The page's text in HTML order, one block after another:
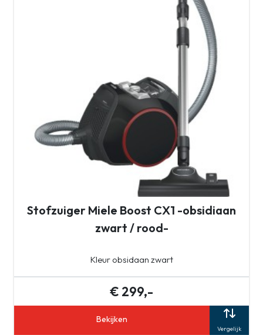
Stofzuiger Miele Boost CX1 -obsidiaan
zwart / rood-
Kleur obsidaan zwart
€ 299,-
Bekijken
Vergelijk